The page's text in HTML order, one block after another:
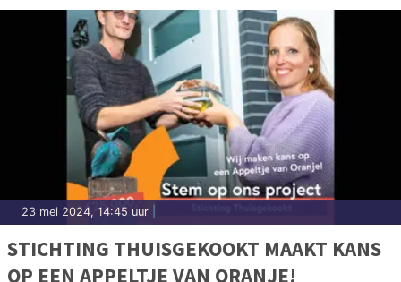
23 mei 2024, 14:45 uur
STICHTING THUISGEKOOKT MAAKT KANS
OP EEN APPELTJE VAN ORANJE!